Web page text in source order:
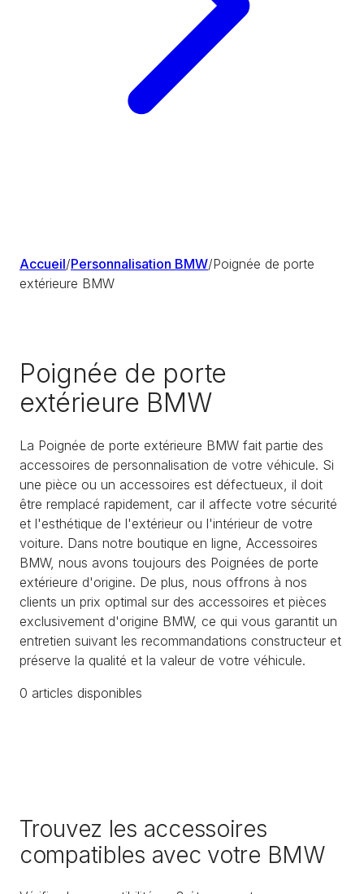
Accueil/Personnalisation BMW/Poignée de porte
extérieure BMW
Poignée de porte
extérieure BMW
La Poignée de porte extérieure BMW fait partie des
accessoires de personnalisation de votre véhicule. Si
une pièce ou un accessoires est défectueux, il doit
être remplacé rapidement, car il affecte votre sécurité
et l'esthétique de l'extérieur ou l'intérieur de votre
voiture. Dans notre boutique en ligne, Accessoires
BMW, nous avons toujours des Poignées de porte
extérieure d'origine. De plus, nous offrons à nos
clients un prix optimal sur des accessoires et pièces
exclusivement d'origine BMW, ce qui vous garantit un
entretien suivant les recommandations constructeur et
préserve la qualité et la valeur de votre véhicule.
0 articles disponibles
Trouvez les accessoires
compatibles avec votre BMW